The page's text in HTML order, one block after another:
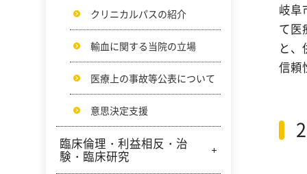
岐阜
て医
と
信頼
岐阜市民病院で医療をうける
子どもの権利
病院情報の公表
臨床指標
施設基準等
機関指定等
学会認定（専門）医制による
研修施設
個人情報の取扱いに関する指
針
個人情報利用目的
診療情報の利用について
診療記録等の開示・写しの交
付について
クリニカルパスの紹介
輸血に関する当院の立場
医療上の事故等公表について
意思決定支援
臨床倫理・利益相反・治
験・臨床研究